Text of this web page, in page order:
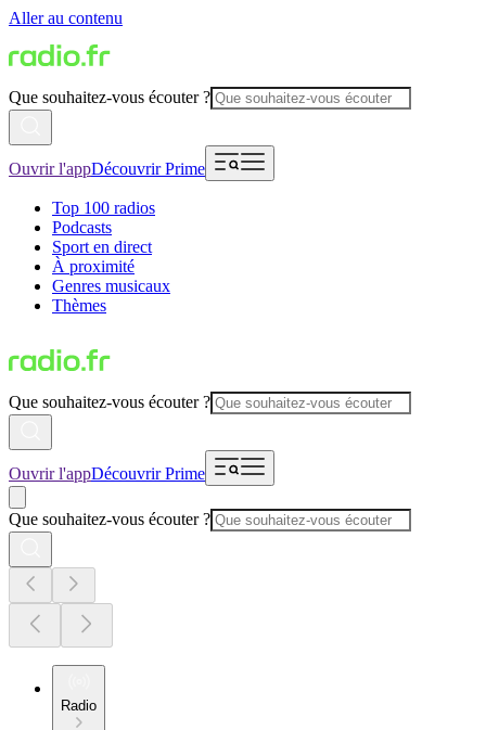
Aller au contenu
Que souhaitez-vous écouter ?
Ouvrir l'appDécouvrir Prime
Top 100 radios
Podcasts
Sport en direct
À proximité
Genres musicaux
Thèmes
Que souhaitez-vous écouter ?
Ouvrir l'appDécouvrir Prime
Que souhaitez-vous écouter ?
Radio